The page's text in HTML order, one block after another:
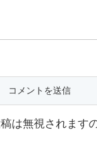
は無視されます